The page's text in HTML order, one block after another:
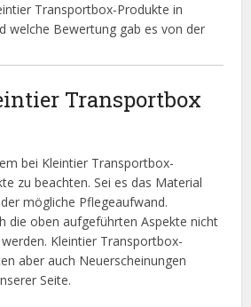
Transportbox-Produkte in
welche Bewertung gab es von der
Transportbox
bei Kleintier Transportbox-
zu beachten. Sei es das Material
mögliche Pflegeaufwand.
die oben aufgeführten Aspekte nicht
Kleintier Transportbox-
aber auch Neuerscheinungen
Seite.